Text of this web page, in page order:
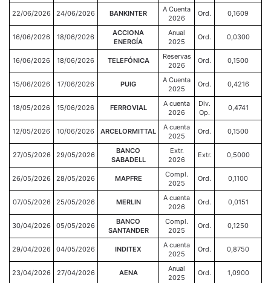
22/06/2026 24/06/2026 BANKINTER
A Cuenta
2026
Ord. 0,1609
16/06/2026 18/06/2026
ACCIONA
ENERGÍA
Anual
2025
Ord. 0,0300
16/06/2026 18/06/2026 TELEFÓNICA
Reservas
2026
Ord. 0,1500
15/06/2026 17/06/2026 PUIG
A Cuenta
2025
Ord. 0,4216
18/05/2026 15/06/2026 FERROVIAL
A cuenta
2026
Div.
Op.
0,4741
12/05/2026 10/06/2026 ARCELORMITTAL
A cuenta
2025
Ord. 0,1500
27/05/2026 29/05/2026
BANCO
SABADELL
Extr.
2026
Extr. 0,5000
26/05/2026 28/05/2026 MAPFRE
Compl.
2025
Ord. 0,1100
07/05/2026 25/05/2026 MERLIN
A cuenta
2026
Ord. 0,0151
30/04/2026 05/05/2026
BANCO
SANTANDER
Compl.
2025
Ord. 0,1250
29/04/2026 04/05/2026 INDITEX
A cuenta
2025
Ord. 0,8750
23/04/2026 27/04/2026 AENA
Anual
2025
Ord. 1,0900